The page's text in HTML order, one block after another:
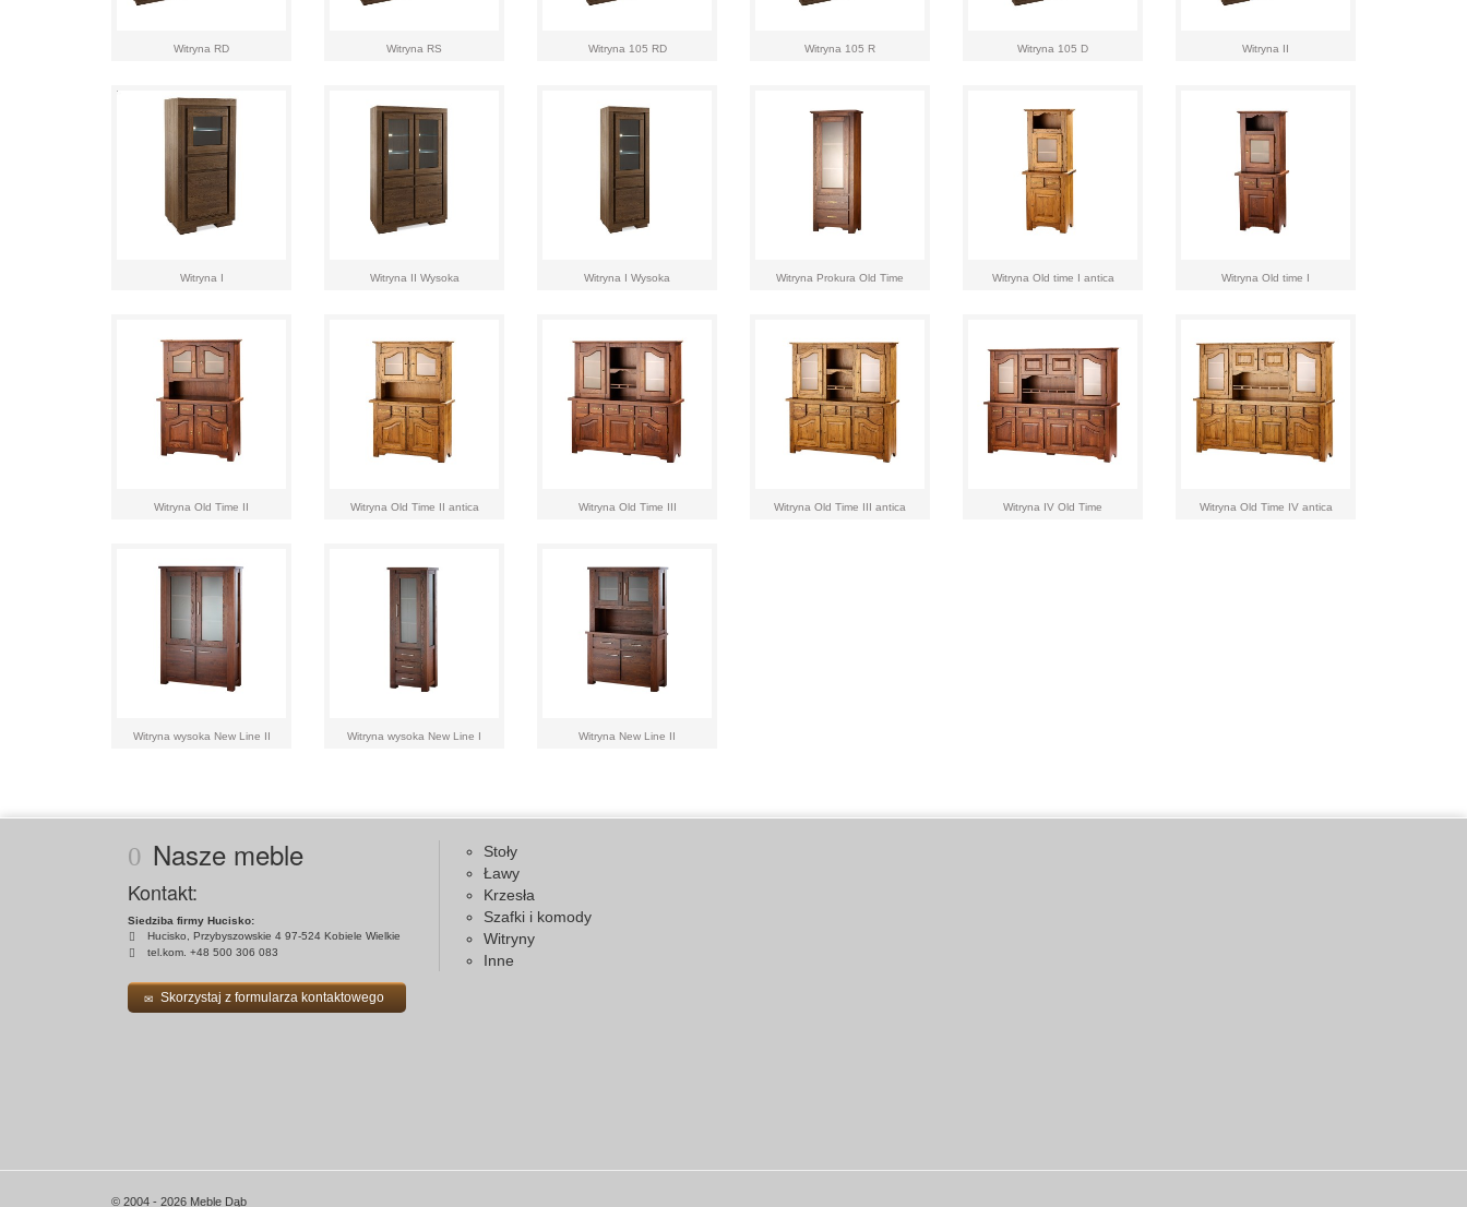
Witryna RD Witryna RS Witryna 105 RD Witryna 105 R Witryna 105 D Witryna II
Witryna I Witryna II Wysoka Witryna I Wysoka Witryna Prokura Old Time Witryna Old time I antica Witryna Old time I
Witryna Old Time II Witryna Old Time II antica Witryna Old Time III Witryna Old Time III antica Witryna IV Old Time Witryna Old Time IV antica
Witryna wysoka New Line II Witryna wysoka New Line I Witryna New Line II
Nasze meble
Kontakt:
Siedziba firmy Hucisko:
Hucisko, Przybyszowskie 4 97-524 Kobiele Wielkie
tel.kom. +48 500 306 083
Skorzystaj z formularza kontaktowego
Stoły
Ławy
Krzesła
Szafki i komody
Witryny
Inne
© 2004 - 2026 Meble Dąb